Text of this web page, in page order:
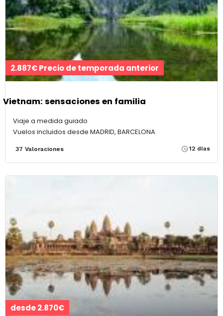
2.887€ Precio de temporada anterior
Vietnam: sensaciones en familia
Viaje a medida guiado
Vuelos incluidos desde MADRID, BARCELONA
37 Valoraciones 12 días
desde 2.870€